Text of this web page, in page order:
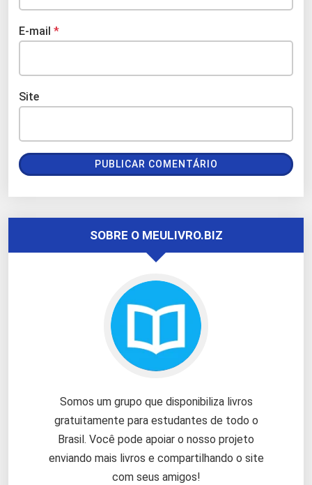
E-mail *
Site
SOBRE O MEULIVRO.BIZ
Somos um grupo que disponibiliza livros
gratuitamente para estudantes de todo o
Brasil. Você pode apoiar o nosso projeto
enviando mais livros e compartilhando o site
com seus amigos!